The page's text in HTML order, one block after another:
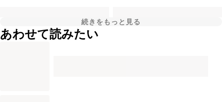
続きをもっと見る
あわせて読みたい